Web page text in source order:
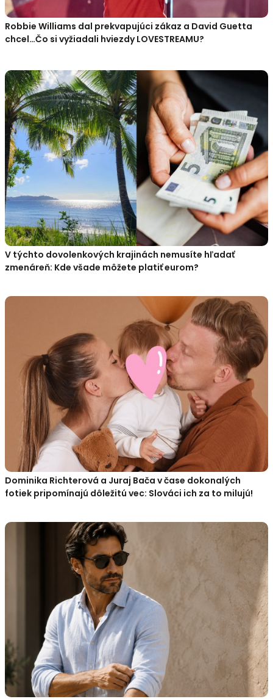
Robbie Williams dal prekvapujúci zákaz a David Guetta
chcel…Čo si vyžiadali hviezdy LOVESTREAMU?
V týchto dovolenkových krajinách nemusíte hľadať
zmenáreň: Kde všade môžete platiť eurom?
Dominika Richterová a Juraj Bača v čase dokonalých
fotiek pripomínajú dôležitú vec: Slováci ich za to milujú!